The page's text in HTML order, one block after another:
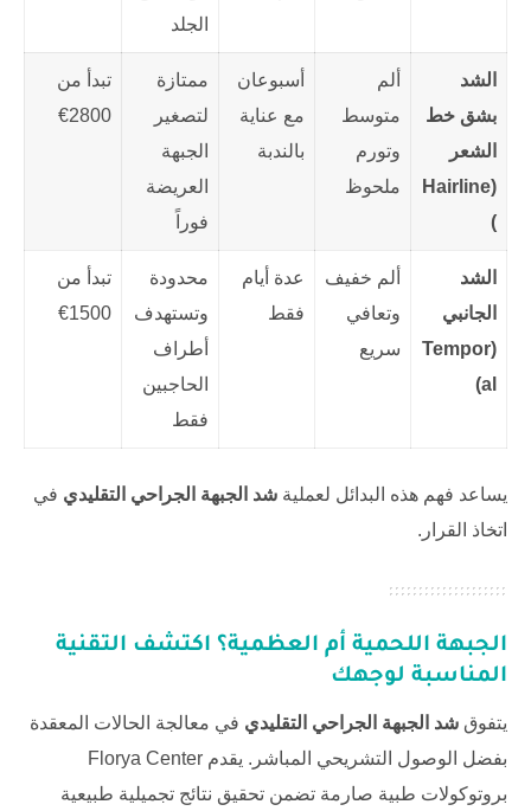
الجلد
الشد
بشق خط
الشعر
(Hairline
)
ألم
متوسط
وتورم
ملحوظ
أسبوعان
مع عناية
بالندبة
ممتازة
لتصغير
الجبهة
العريضة
فوراً
تبدأ من
2800€
الشد
الجانبي
(Tempor
al)
ألم خفيف
وتعافي
سريع
عدة أيام
فقط
محدودة
وتستهدف
أطراف
الحاجبين
فقط
تبدأ من
1500€
يساعد فهم هذه البدائل لعملية شد الجبهة الجراحي التقليدي في
اتخاذ القرار.
الجبهة اللحمية أم العظمية؟ اكتشف التقنية
المناسبة لوجهك
يتفوق شد الجبهة الجراحي التقليدي في معالجة الحالات المعقدة
بفضل الوصول التشريحي المباشر. يقدم Florya Center
بروتوكولات طبية صارمة تضمن تحقيق نتائج تجميلية طبيعية